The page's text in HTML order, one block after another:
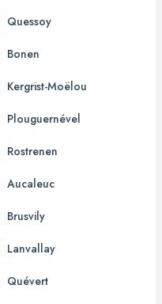
Quessoy
Bonen
Kergrist-Moëlou
Plouguernével
Rostrenen
Aucaleuc
Brusvily
Lanvallay
Quévert